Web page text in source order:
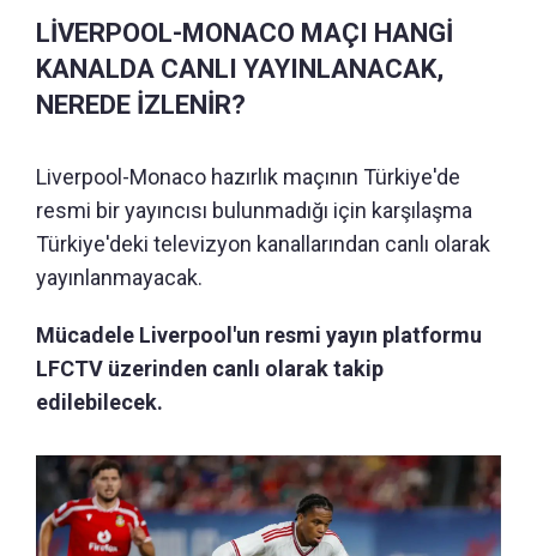
LİVERPOOL-MONACO MAÇI HANGİ
KANALDA CANLI YAYINLANACAK,
NEREDE İZLENİR?
Liverpool-Monaco hazırlık maçının Türkiye'de
resmi bir yayıncısı bulunmadığı için karşılaşma
Türkiye'deki televizyon kanallarından canlı olarak
yayınlanmayacak.
Mücadele Liverpool'un resmi yayın platformu
LFCTV üzerinden canlı olarak takip
edilebilecek.